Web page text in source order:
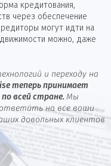
кредитования,
через обеспечение
могут идти на
можно, даже
и переходу на
теперь принимает
всей стране. Мы
на все ваши
довольных клиентов